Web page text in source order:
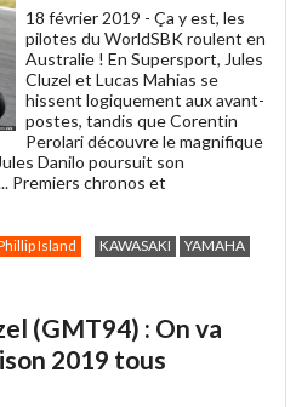
18 février 2019 - Ça y est, les
pilotes du WorldSBK roulent en
Australie ! En Supersport, Jules
Cluzel et Lucas Mahias se
hissent logiquement aux avant-
postes, tandis que Corentin
Perolari découvre le magnifique
Danilo poursuit son
Premiers chronos et
Island KAWASAKI
YAMAHA
(GMT94) : On va
2019 tous